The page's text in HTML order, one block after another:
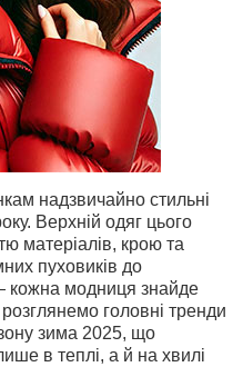
надзвичайно стильні
Верхній одяг цього
матеріалів, крою та
пуховиків до
кожна модниця знайде
головні тренди
зима 2025, що
в теплі, а й на хвилі